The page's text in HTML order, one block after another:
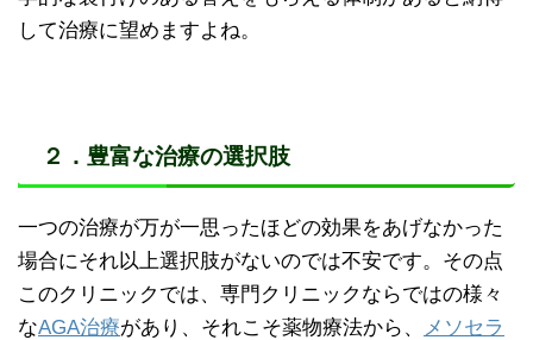
して治療に望めますよね。
２．豊富な治療の選択肢
一つの治療が万が一思ったほどの効果をあげなかった
場合にそれ以上選択肢がないのでは不安です。その点
このクリニックでは、専門クリニックならではの様々
なAGA治療があり、それこそ薬物療法から、
メソセラ